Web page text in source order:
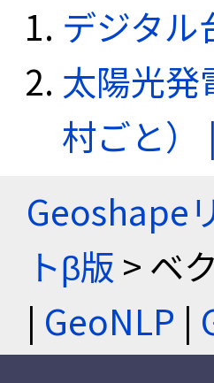
デジタル
太陽光発
村ごと）
Geoshape
トβ版 > ベ
| GeoNLP |